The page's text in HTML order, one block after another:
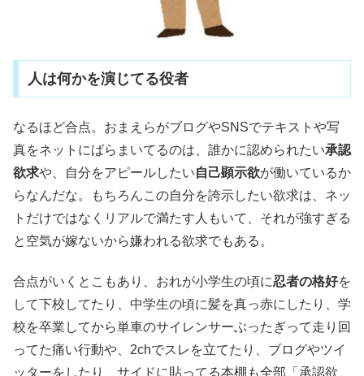
人は何かを演じてる役者
なるほど合点。おまえらがブログやSNSでテキストや写
真をネットにばらまいてるのは、誰かに認められたい承認
欲求や、自分をアピールしたい自己顕示欲が働いているか
らなんだな。もちろんこの自分を誇示したい欲求は、ネッ
トだけではなくリアルで満たす人もいて、それが強すぎる
と空気が嫁ないから嫌われる欲求でもある。
合点がいくとこもあり、おれが小学生の頃に忍者の格好を
して下校してたり、中学生の頃に髪を真っ赤にしたり、学
校を卒業してから単車のサイレンサーぶったぎって走り回
ってた痛い行動や、2chでスレを立てたり、ブログやツイ
ッターをしたり、サイドに貼ってる本棚も全部「承認欲